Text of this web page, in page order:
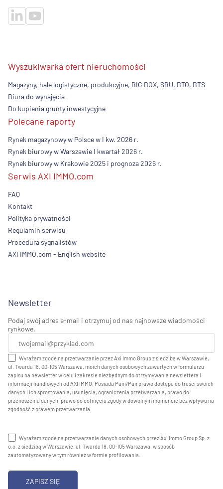
Wyszukiwarka ofert nieruchomości
Magazyny, hale logistyczne, produkcyjne, BIG BOX, SBU, BTO, BTS
Biura do wynajęcia
Do kupienia grunty inwestycyjne
Polecane raporty
Rynek magazynowy w Polsce w I kw. 2026 r.
Rynek biurowy w Warszawie I kwartał 2026 r.
Rynek biurowy w Krakowie 2025 i prognoza 2026 r.
Serwis AXI IMMO.com
FAQ
Kontakt
Polityka prywatności
Regulamin serwisu
Procedura sygnalistów
AXI IMMO.com - English website
Newsletter
Podaj swój adres e-mail i otrzymuj od nas najnowsze wiadomości
rynkowe.
Wyrażam zgodę na przetwarzanie przez Axi Immo Group z siedzibą w Warszawie,
ul. Twarda 18, 00-105 Warszawa, moich danych osobowych zawartych w formularzu
zapisu na newsletter w celu i zakresie niezbędnym do otrzymywania newslettera i
informacji handlowych od AXI IMMO. Posiada Pani/Pan prawo dostępu do treści swoich
danych i ich sprostowania, usunięcia, ograniczenia przetwarzania, prawo do
przenoszenia danych, prawo do cofnięcia zgody w dowolnym momencie bez wpływu na
zgodność z prawem przetwarzania.
Wyrażam zgodę na przetwarzanie danych osobowych przez Axi Immo Group Sp. z
o.o. z siedzibą w Warszawie, ul. Twarda 18, 00-105 Warszawa, w sposób
zautomatyzowany w tym również w formie profilowania.